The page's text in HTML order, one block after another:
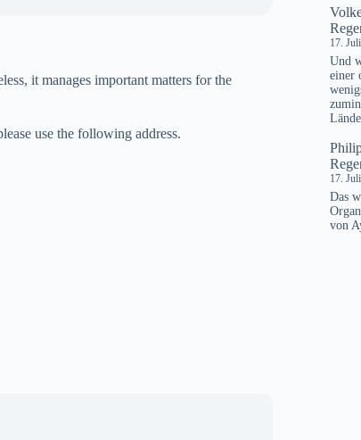
it manages important matters for the
use the following address.
17.
Und
einer
17.
Das
von